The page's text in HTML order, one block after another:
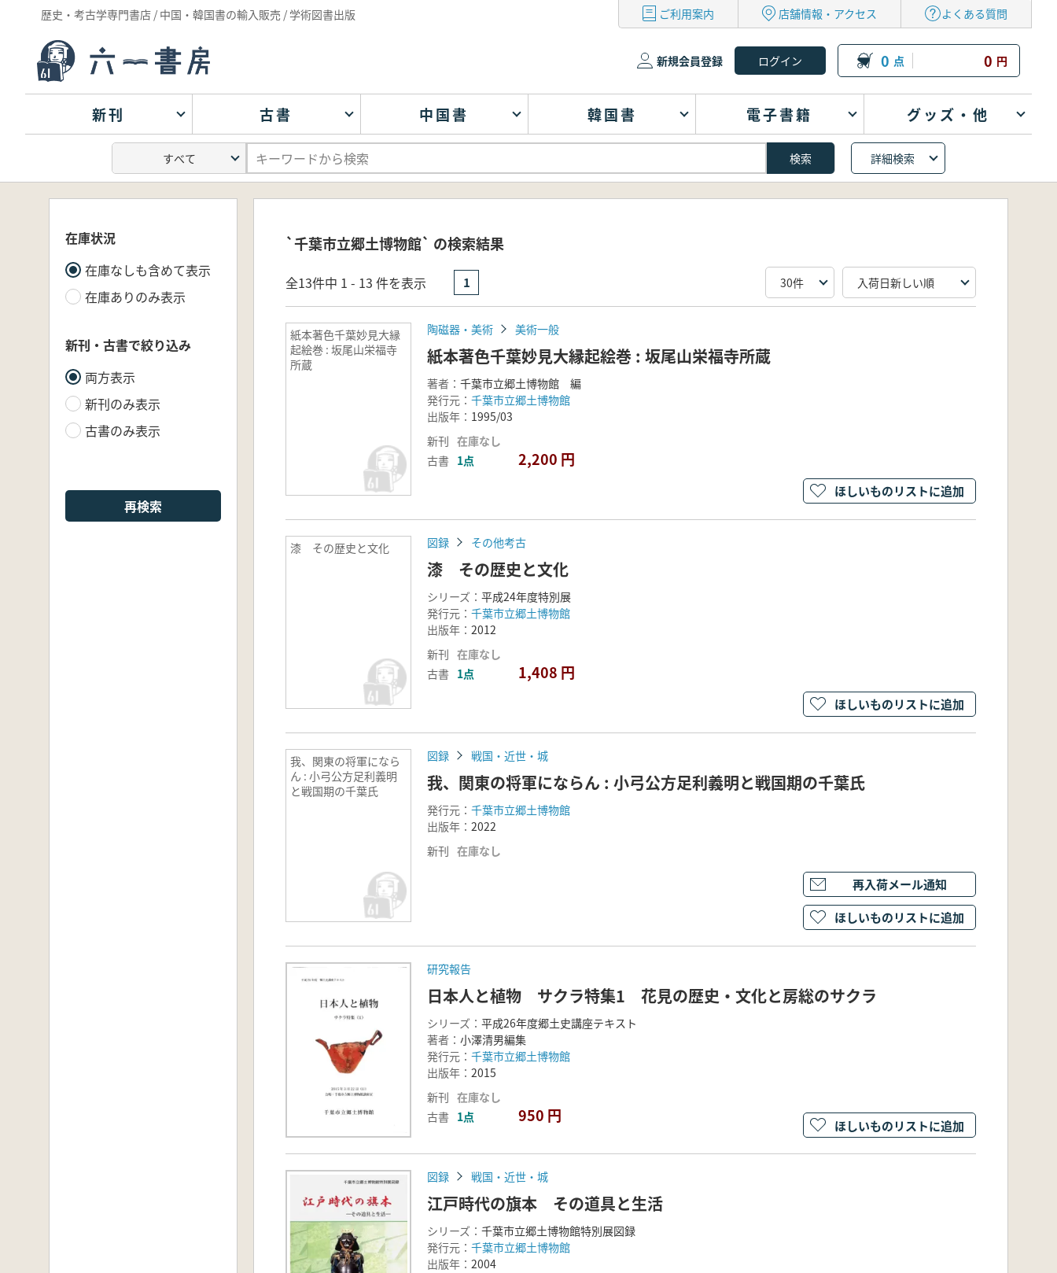
歴史・考古学専門書店 / 中国・韓国書の輸入販売 / 学術図書出版 ご利用案内 店舗情報・アクセス よくある質問
新規会員登録 0 点 0 円
新刊 古書 中国書 韓国書 電子書籍 グッズ・他
詳細検索
在庫状況
在庫なしも含めて表示
在庫ありのみ表示
新刊・古書で絞り込み
両方表示
新刊のみ表示
古書のみ表示
再検索
`千葉市立郷土博物館` の検索結果
全13件中 1 - 13 件を表示 1
紙本著色千葉妙見大縁
起絵巻 : 坂尾山栄福寺
所蔵
陶磁器・美術 美術一般
紙本著色千葉妙見大縁起絵巻 : 坂尾山栄福寺所蔵
著者： 千葉市立郷土博物館 編
発行元： 千葉市立郷土博物館
出版年： 1995/03
新刊 在庫なし
古書 1点 2,200 円
ほしいものリストに追加
漆 その歴史と文化 図録 その他考古
漆 その歴史と文化
シリーズ： 平成24年度特別展
発行元： 千葉市立郷土博物館
出版年： 2012
新刊 在庫なし
古書 1点 1,408 円
ほしいものリストに追加
我、関東の将軍になら
ん : 小弓公方足利義明
と戦国期の千葉氏
図録 戦国・近世・城
我、関東の将軍にならん : 小弓公方足利義明と戦国期の千葉氏
発行元： 千葉市立郷土博物館
出版年： 2022
新刊 在庫なし
再入荷メール通知
ほしいものリストに追加
研究報告
日本人と植物 サクラ特集1 花見の歴史・文化と房総のサクラ
シリーズ： 平成26年度郷土史講座テキスト
著者： 小澤清男編集
発行元： 千葉市立郷土博物館
出版年： 2015
新刊 在庫なし
古書 1点 950 円
ほしいものリストに追加
図録 戦国・近世・城
江戸時代の旗本 その道具と生活
シリーズ： 千葉市立郷土博物館特別展図録
発行元： 千葉市立郷土博物館
出版年： 2004